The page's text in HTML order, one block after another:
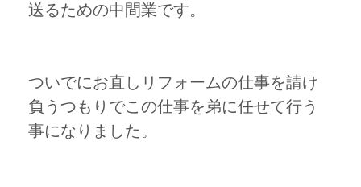
送るための中間業です。
ついでにお直しリフォームの仕事を請け
負うつもりでこの仕事を弟に任せて行う
事になりました。